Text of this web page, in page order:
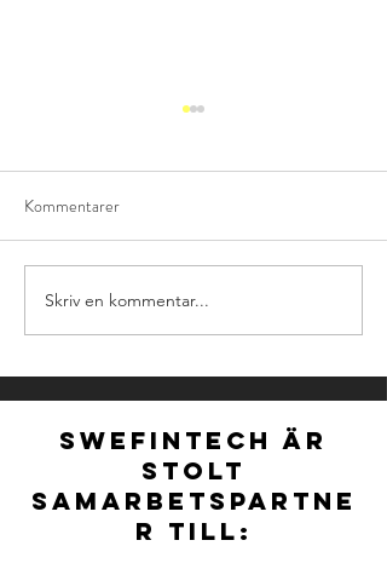
NOMINATIONS FOR
NORDIC FINTECH
AWARDS 2026 ARE
OFFICIALLY OPEN!
Kommentarer
Skriv en kommentar...
SWEFINTECH ÄR
STOLT
SAMARBETSPARTNE
R TILL: